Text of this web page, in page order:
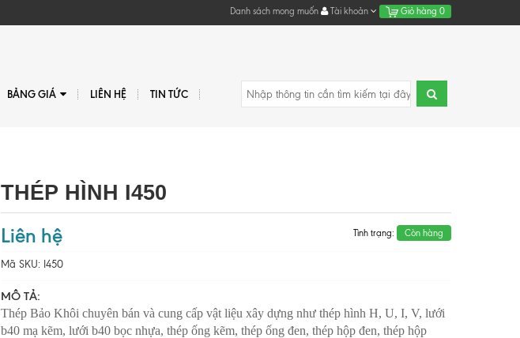
Danh sách mong muốn Tài khoản Giỏ hàng 0
BẢNG GIÁ LIÊN HỆ TIN TỨC
THÉP HÌNH I450
Liên hệ Tình trạng: Còn hàng
Mã SKU: I450
MÔ TẢ:
Thép Bảo Khôi chuyên bán và cung cấp vật liệu xây dựng như thép hình H, U, I, V, lưới
b40 mạ kẽm, lưới b40 bọc nhựa, thép ống kẽm, thép ống đen, thép hộp đen, thép hộp